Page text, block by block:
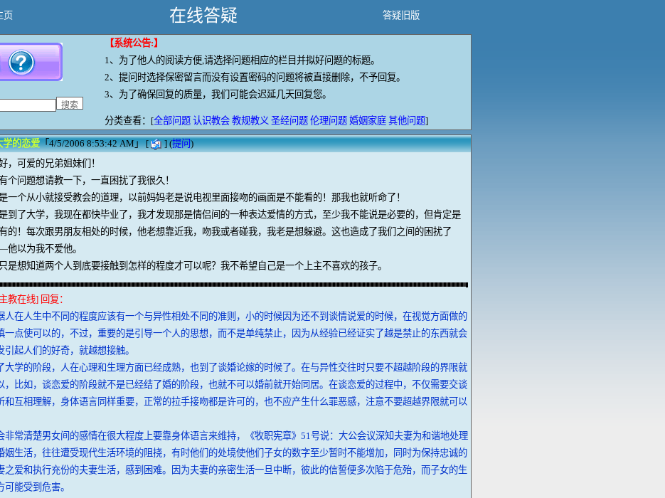
页 在线答疑 答疑旧版
【系统公告:】
1、 为了他人的阅读方便,请选择问题相应的栏目并拟好问题的标题。
2、提问时选择保密留言而没有设置密码的问题将被直接删除，不予回复。
3、为了确保回复的质量，我们可能会迟延几天回复您。
分类查看：[全部问题 认识教会 教规教义 圣经问题 伦理问题 婚姻家庭 其他问题]
学的恋爱「4/5/2006 8:53:42 AM」 [ ] (提问)
，可爱的兄弟姐妹们！
个问题想请教一下，一直困扰了我很久！
一个从小就接受教会的道理，以前妈妈老是说电视里面接吻的画面是不能看的！那我也就听命了！
到了大学，我现在都快毕业了，我才发现那是情侣间的一种表达爱情的方式，至少我不能说是必要的，但肯定是
的！每次跟男朋友相处的时候，他老想靠近我，吻我或者碰我，我老是想躲避。这也造成了我们之间的困扰了
以为我不爱他。
是想知道两个人到底要接触到怎样的程度才可以呢？我不希望自己是一个上主不喜欢的孩子。
教在线] 回复：
人在人生中不同的程度应该有一个与异性相处不同的准则，小的时候因为还不到谈情说爱的时候，在视觉方面做的
一点使可以的，不过，重要的是引导一个人的思想，而不是单纯禁止，因为从经验已经证实了越是禁止的东西就会
引起人们的好奇，就越想接触。
大学的阶段，人在心理和生理方面已经成熟，也到了谈婚论嫁的时候了。在与异性交往时只要不超越阶段的界限就
，比如，谈恋爱的阶段就不是已经结了婚的阶段，也就不可以婚前就开始同居。在谈恋爱的过程中，不仅需要交谈
和互相理解，身体语言同样重要，正常的拉手接吻都是许可的，也不应产生什么罪恶感，注意不要超越界限就可以
非常清楚男女间的感情在很大程度上要靠身体语言来维持，《牧职宪章》51号说：大公会议深知夫妻为和谐地处理
姻生活，往往遭受现代生活环境的阻挠，有时他们的处境使他们子女的数字至少暂时不能增加，同时为保持忠诚的
之爱和执行充份的夫妻生活，感到困难。因为夫妻的亲密生活一旦中断，彼此的信誓便多次陷于危殆，而子女的生
可能受到危害。